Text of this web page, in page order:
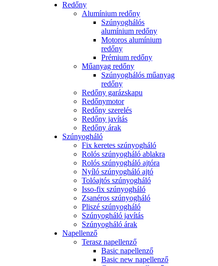
Redőny
Alumínium redőny
Szúnyoghálós
alumínium redőny
Motoros alumínium
redőny
Prémium redőny
Műanyag redőny
Szúnyoghálós műanyag
redőny
Redőny garázskapu
Redőnymotor
Redőny szerelés
Redőny javítás
Redőny árak
Szúnyogháló
Fix keretes szúnyogháló
Rolós szúnyogháló ablakra
Rolós szúnyogháló ajtóra
Nyíló szúnyogháló ajtó
Tolóajtós szúnyogháló
Isso-fix szúnyogháló
Zsanéros szúnyogháló
Pliszé szúnyogháló
Szúnyogháló javítás
Szúnyogháló árak
Napellenző
Terasz napellenző
Basic napellenző
Basic new napellenző